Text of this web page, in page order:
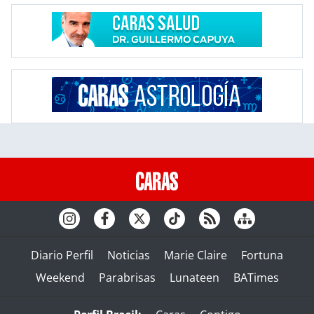
Diario Perfil Noticias Marie Claire
Fortuna
Weekend
Parabrisas Lunateen BATimes